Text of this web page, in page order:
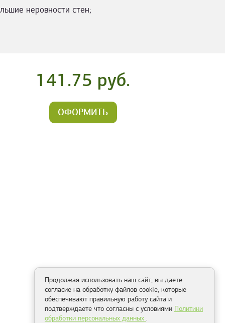
неровности стен;
141.75 руб.
ОФОРМИТЬ
Продолжая использовать наш сайт, вы даете
согласие на обработку файлов cookie, которые
обеспечивают правильную работу сайта и
подтверждаете что согласны с условиями Политики
обработки персональных данных .